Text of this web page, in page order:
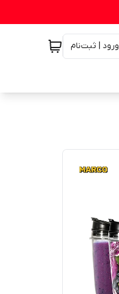
ورود | ثبت‌نام